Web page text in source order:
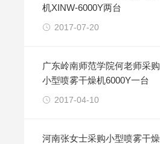
机XINW-6000Y两台
2017-07-20
广东岭南师范学院何老师采购
小型喷雾干燥机6000Y一台
2017-04-10
河南张女士采购小型喷雾干燥